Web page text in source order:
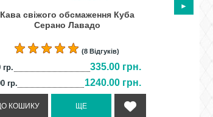
Кава свіжого обсмаження Куба
Серано Лавадо
(8 Відгуків)
гр. 335.00 грн.
гр. 1240.00 грн.
Кава